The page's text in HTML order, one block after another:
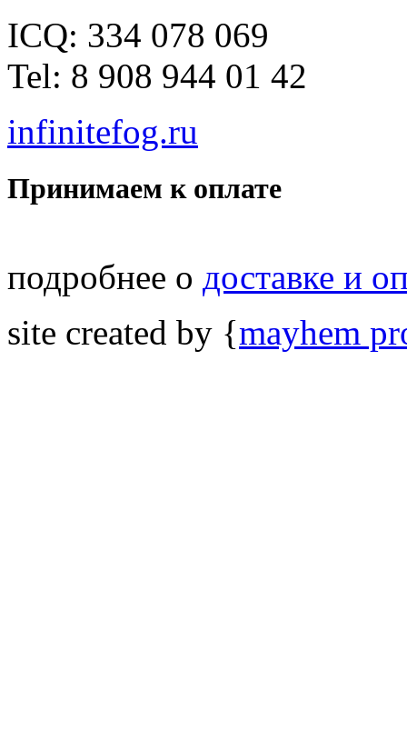
ICQ: 334 078 069
Tel: 8 908 944 01 42
infinitefog.ru
Принимаем к оплате
подробнее о доставке и
site created by {mayhem